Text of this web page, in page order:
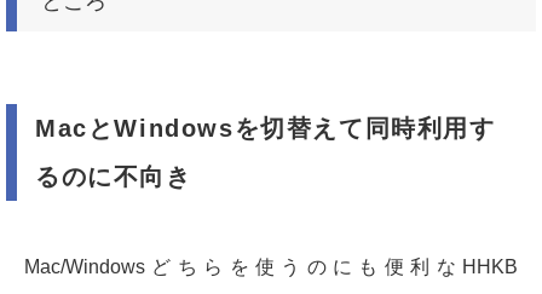
MacとWindowsを切替えて同時利用す
るのに不向き
Mac/Windowsどちらを使うのにも便利なHHKB